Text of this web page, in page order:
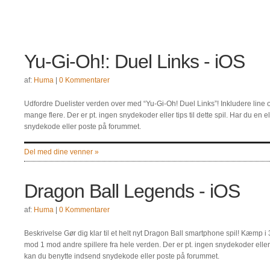
Yu-Gi-Oh!: Duel Links - iOS
af: Huma 0 Kommentarer
Udfordre Duelister verden over med “Yu-Gi-Oh! Duel Links”! Inkludere line
mange flere. Der er pt. ingen snydekoder eller tips til dette spil. Har du en
snydekode eller poste på forummet.
Del med dine venner »
Dragon Ball Legends - iOS
af: Huma 0 Kommentarer
Beskrivelse Gør dig klar til et helt nyt Dragon Ball smartphone spil! Kæmp i
mod 1 mod andre spillere fra hele verden. Der er pt. ingen snydekoder
kan du benytte indsend snydekode eller poste på forummet.